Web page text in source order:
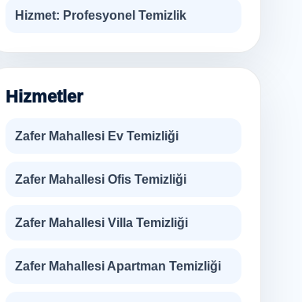
Hizmet: Profesyonel Temizlik
Hizmetler
Zafer Mahallesi Ev Temizliği
Zafer Mahallesi Ofis Temizliği
Zafer Mahallesi Villa Temizliği
Zafer Mahallesi Apartman Temizliği